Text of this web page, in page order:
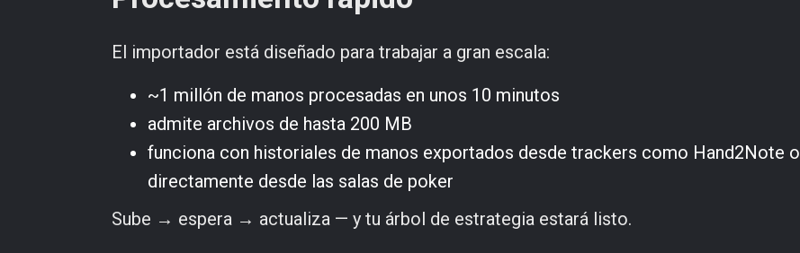
El importador está diseñado para trabajar a gran escala:
~1 millón de manos procesadas en unos 10 minutos
admite archivos de hasta 200 MB
funciona con historiales de manos exportados desde trackers como Hand2Note o
directamente desde las salas de poker
Sube → espera → actualiza — y tu árbol de estrategia estará listo.